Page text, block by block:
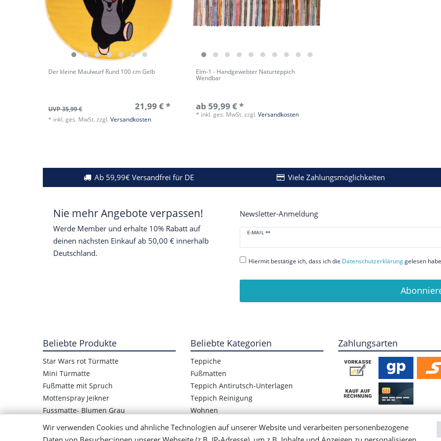
Der kleine Maulwurf Rund 100 cm Gelb
UVP 35,99 € 21,99 € *
* inkl. ges. MwSt. zzgl.Versandkosten
Elm-1 - Handgewebter Naturteppich
Wendbar
ab 59,99 € *
* inkl. ges. MwSt. zzgl.Versandkosten
Ab 59,99€ Versandfrei für DE Viele Zahlungsmöglichkeiten
Nie mehr Angebote verpassen!
Werde Member und erhalte 10% Rabatt auf
deinen nächsten Einkauf ab 50,00 € innerhalb
Deutschland.
Newsletter-Anmeldung
E-MAIL **
Newsletter
Honig
Hiermit bestätige ich, dass ich die Daten­schutz­erklärunggelesen
Beliebte Produkte
Star Wars rot Türmatte
Mini Türmatte
Fußmatte mit Spruch
Mottenspray Jeikner
Fussmatte- Blumen Grau
Star Wars Logo Türmatte
Kinder Fußmatte Frosch
Beliebte Kategorien
Teppiche
Fußmatten
Teppich Antirutsch-Unterlagen
Teppich Reinigung
Wohnen
Zahlungsarten
Wir verwenden Cookies und ähnliche Technologien auf unserer Website und verarbeiten personenbezogene